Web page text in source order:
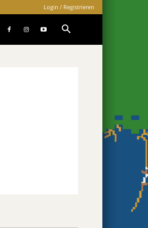
Login / Registrieren